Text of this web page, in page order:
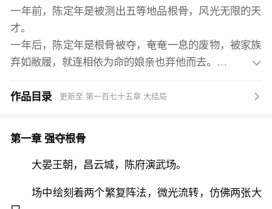
一年前，陈定年是被测出五等地品根骨，风光无限的天
才。
一年后，陈定年是根骨被夺，奄奄一息的废物，被家族
弃如敝履，就连相依为命的娘亲也弃他而去。
定！
而陈定年的第一个目标，便是陈家。
“我的好父亲，好哥哥，还有陈家的所有人，你们欠我
的，准备好用命还了么！”

作品目录 更新至 第一百七十五章 大结局 
第一章 强夺根骨
大晏王朝，昌云城，陈府演武场。
场中绘刻着两个繁复阵法，微光流转，仿佛两张大